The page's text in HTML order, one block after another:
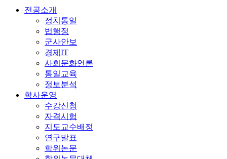
전공소개
정치통일
법행정
군사안보
경제IT
사회문화언론
통일교육
정보분석
학사운영
수강신청
자격시험
지도교수배정
연구발표
학위논문